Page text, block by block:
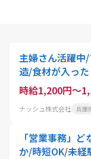
主婦さん活躍中
造/食材が入っ
工場での勤務
時給1,200円～
ナッシュ株式会社 兵庫
「営業事務」
か/時短OK/未経